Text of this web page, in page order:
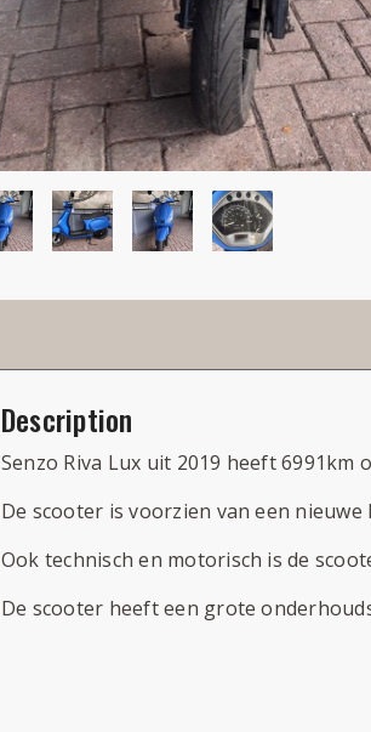
Description
Senzo Riva Lux uit 2019 heeft 6991km
De scooter is voorzien van een nieuwe
Ook technisch en motorisch is de
De scooter heeft een grote